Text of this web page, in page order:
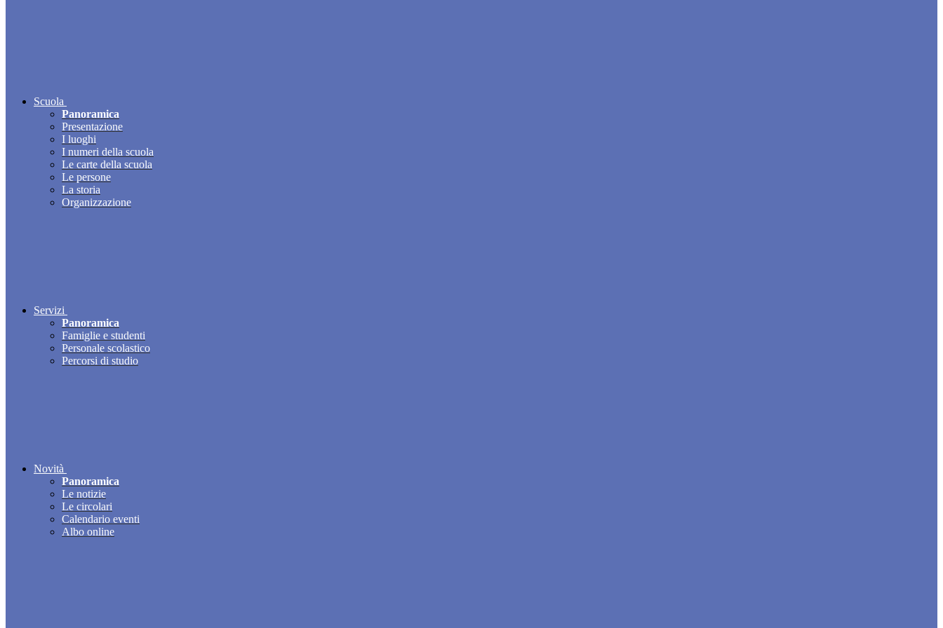
Scuola
Panoramica
Presentazione
I luoghi
I numeri della scuola
Le carte della scuola
Le persone
La storia
Organizzazione
Servizi
Panoramica
Famiglie e studenti
Personale scolastico
Percorsi di studio
Novità
Panoramica
Le notizie
Le circolari
Calendario eventi
Albo online